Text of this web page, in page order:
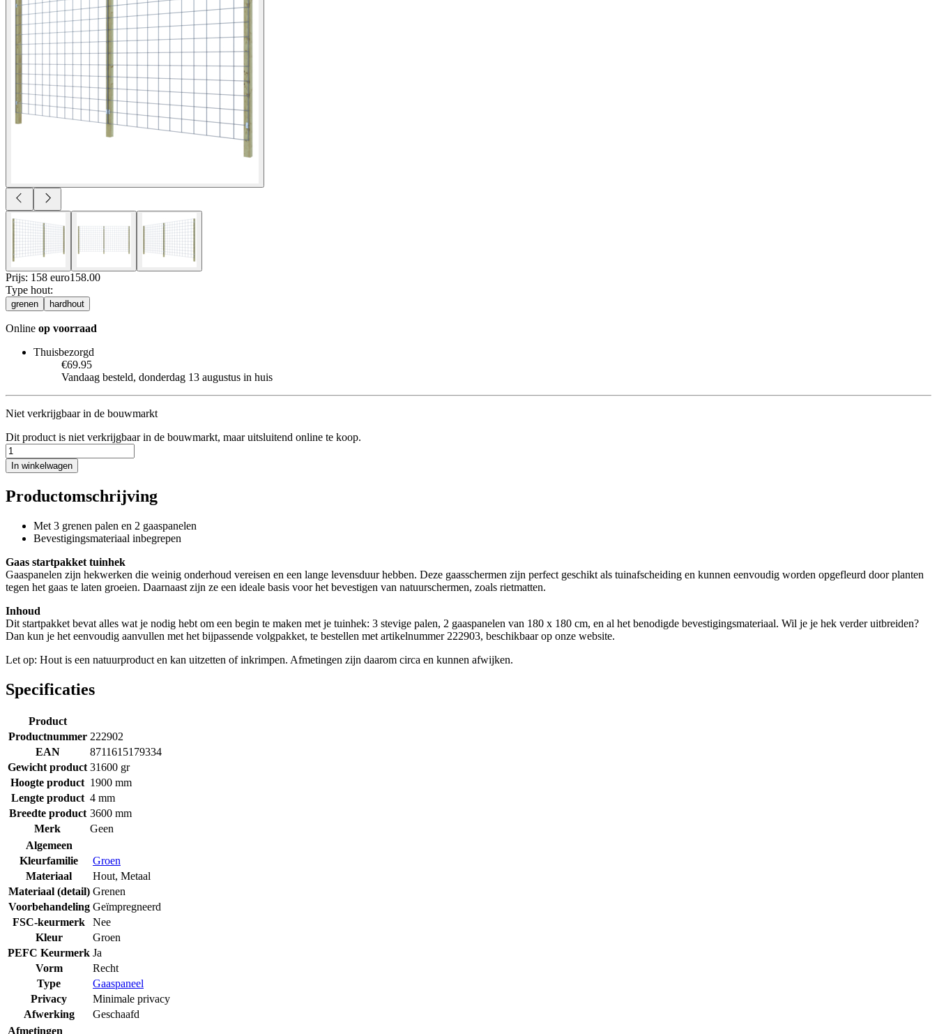
Prijs: 158 euro158.00
Type hout:
grenen hardhout
Online op voorraad
Thuisbezorgd
€69.95
Vandaag besteld, donderdag 13 augustus in huis
Niet verkrijgbaar in de bouwmarkt
Dit product is niet verkrijgbaar in de bouwmarkt, maar uitsluitend online te koop.
In winkelwagen
Productomschrijving
Met 3 grenen palen en 2 gaaspanelen
Bevestigingsmateriaal inbegrepen
Gaas startpakket tuinhek
Gaaspanelen zijn hekwerken die weinig onderhoud vereisen en een lange levensduur hebben. Deze gaasschermen zijn perfect geschikt als tuinafscheiding en kunnen eenvoudig worden opgefleurd door planten
tegen het gaas te laten groeien. Daarnaast zijn ze een ideale basis voor het bevestigen van natuurschermen, zoals rietmatten.
Inhoud
Dit startpakket bevat alles wat je nodig hebt om een begin te maken met je tuinhek: 3 stevige palen, 2 gaaspanelen van 180 x 180 cm, en al het benodigde bevestigingsmateriaal. Wil je je hek verder uitbreiden?
Dan kun je het eenvoudig aanvullen met het bijpassende volgpakket, te bestellen met artikelnummer 222903, beschikbaar op onze website.
Let op: Hout is een natuurproduct en kan uitzetten of inkrimpen. Afmetingen zijn daarom circa en kunnen afwijken.
Specificaties
Product
Productnummer 222902
EAN
8711615179334
Gewicht product 31600 gr
Hoogte product 1900 mm
Lengte product 4 mm
Breedte product 3600 mm
Merk
Geen
Algemeen
Kleurfamilie
Groen
Materiaal
Hout, Metaal
Materiaal (detail) Grenen
Voorbehandeling Geïmpregneerd
FSC-keurmerk
Nee
Kleur
Groen
PEFC Keurmerk Ja
Vorm
Recht
Type
Gaaspaneel
Privacy
Minimale privacy
Afwerking
Geschaafd
Afmetingen